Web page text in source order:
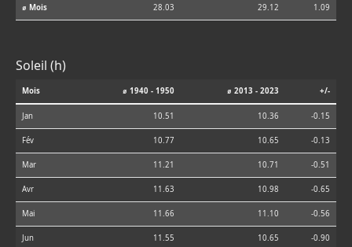
⌀ Mois 28.03 29.12 1.09
Soleil (h)
Mois ⌀ 1940 - 1950 ⌀ 2013 - 2023 +/-
Jan 10.51 10.36 -0.15
Fév 10.77 10.65 -0.13
Mar 11.21 10.71 -0.51
Avr 11.63 10.98 -0.65
Mai 11.66 11.10 -0.56
Jun 11.55 10.65 -0.90